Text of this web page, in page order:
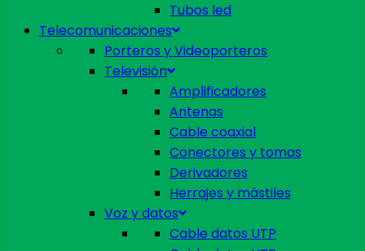
Tubos led
Telecomunicaciones
Porteros y Videoporteros
Televisión
Amplificadores
Antenas
Cable coaxial
Conectores y tomas
Derivadores
Herrajes y mástiles
Voz y datos
Cable datos UTP